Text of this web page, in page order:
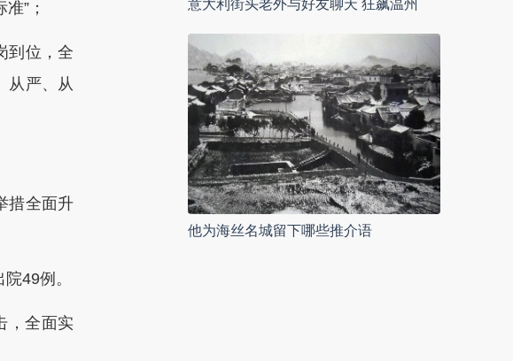
”；
到位，全
从严、从
措全面升
49例。
，全面实
意大利街头老外与好友聊天 狂飙温州
他为海丝名城留下哪些推介语